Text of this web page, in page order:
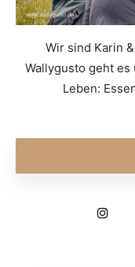
Wir sind Karin
Wallygusto geht
Leben: